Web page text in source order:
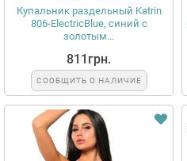
Купальник раздельный Katrin
806-ElectricBlue, синий с
золотым...
811грн.
СООБЩИТЬ О НАЛИЧИЕ